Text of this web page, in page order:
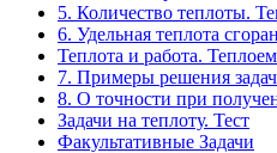
5. Количество теплоты.
6. Удельная теплота
Теплота и работа.
7. Примеры решения задач
8. О точности при
Задачи на теплоту. Тест
Факультативные Задачи